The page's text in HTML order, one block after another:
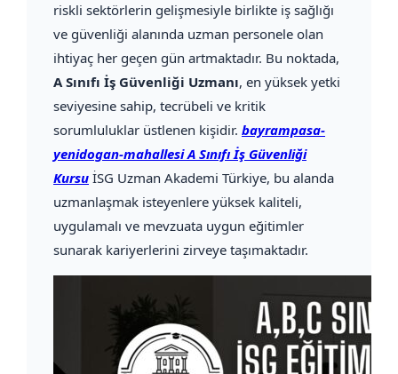
riskli sektörlerin gelişmesiyle birlikte iş sağlığı
ve güvenliği alanında uzman personele olan
ihtiyaç her geçen gün artmaktadır. Bu noktada,
A Sınıfı İş Güvenliği Uzmanı, en yüksek yetki
seviyesine sahip, tecrübeli ve kritik
sorumluluklar üstlenen kişidir. bayrampasa-
yenidogan-mahallesi A Sınıfı İş Güvenliği
Kursu İSG Uzman Akademi Türkiye, bu alanda
uzmanlaşmak isteyenlere yüksek kaliteli,
uygulamalı ve mevzuata uygun eğitimler
sunarak kariyerlerini zirveye taşımaktadır.